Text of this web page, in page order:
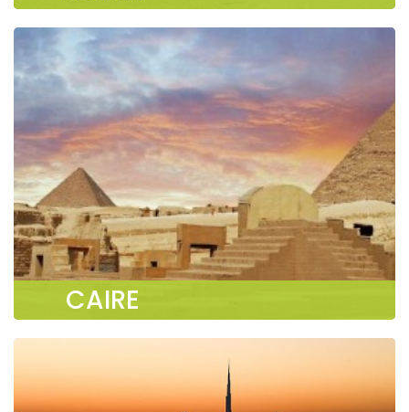
CAIRE